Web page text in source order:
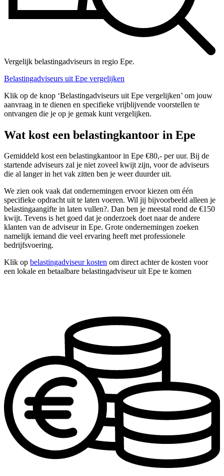
Vergelijk belastingadviseurs in regio Epe.
Belastingadviseurs uit Epe vergelijken
Klik op de knop ‘Belastingadviseurs uit Epe vergelijken’ om jouw
aanvraag in te dienen en specifieke vrijblijvende voorstellen te
ontvangen die je op je gemak kunt vergelijken.
Wat kost een belastingkantoor in Epe
Gemiddeld kost een belastingkantoor in Epe €80,- per uur. Bij de
startende adviseurs zal je niet zoveel kwijt zijn, voor de adviseurs
die al langer in het vak zitten ben je weer duurder uit.
We zien ook vaak dat ondernemingen ervoor kiezen om één
specifieke opdracht uit te laten voeren. Wil jij bijvoorbeeld alleen je
belastingaangifte in laten vullen?. Dan ben je meestal rond de €150
kwijt. Tevens is het goed dat je onderzoek doet naar de andere
klanten van de adviseur in Epe. Grote ondernemingen zoeken
namelijk iemand die veel ervaring heeft met professionele
bedrijfsvoering.
Klik op belastingadviseur kosten om direct achter de kosten voor
een lokale en betaalbare belastingadviseur uit Epe te komen